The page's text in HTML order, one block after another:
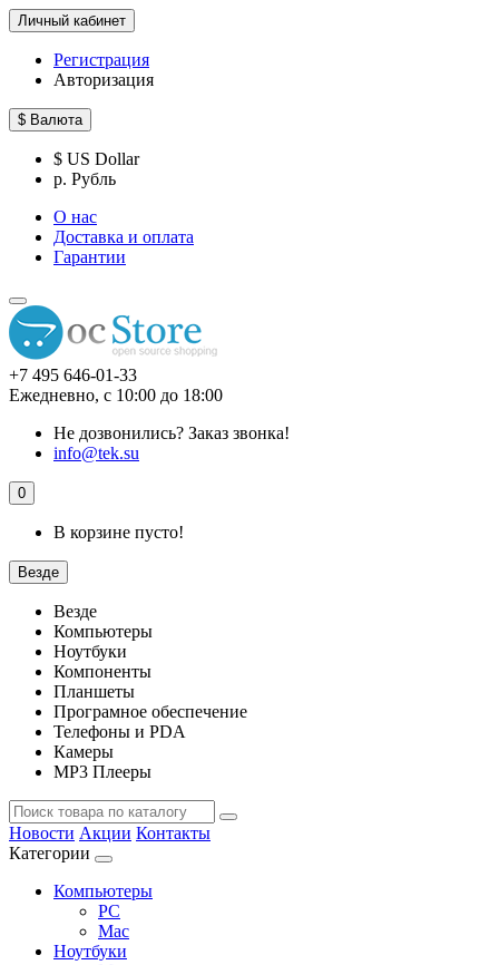
Личный кабинет
Регистрация
Авторизация
$ Валюта
$ US Dollar
р. Рубль
О нас
Доставка и оплата
Гарантии
+7 495 646-01-33
Ежедневно, с 10:00 до 18:00
Не дозвонились? Заказ звонка!
info@tek.su
0
В корзине пусто!
Везде
Везде
Компьютеры
Ноутбуки
Компоненты
Планшеты
Програмное обеспечение
Телефоны и PDA
Камеры
MP3 Плееры
Новости Акции Контакты
Категории
Компьютеры
PC
Mac
Ноутбуки